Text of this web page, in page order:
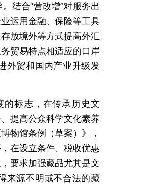
结合“营改增”对服务出
运用金融、保险等工具
放境外等方式提高外汇
贸易特点相适应的口岸
外贸和国内产业升级发
标志，在传承历史文
提高公众科学文化素养
物馆条例（草案）》，
在设立条件、税收优惠
要求加强藏品尤其是文
来源不明或不合法的藏